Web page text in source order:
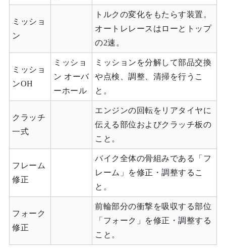
ミッショ
ン
トルクの変化をもたらす装置。
オートレレースはローとトップ
の2速。
ミッショ
ンOH
ミッショ
ン オーバ
ーホール
ミッションを分解して部品交換
や点検、調整、清掃を行うこ
と。
クラッチ
一式
エンジンの回転をリアタイヤに
伝える部位およびクラッチ板の
こと。
フレーム
修正
バイク全体の骨組みである「フ
レーム」を修正・調整するこ
と。
フォーク
修正
前輪部分の衝撃を吸収する部位
「フォーク」を修正・調整する
こと。